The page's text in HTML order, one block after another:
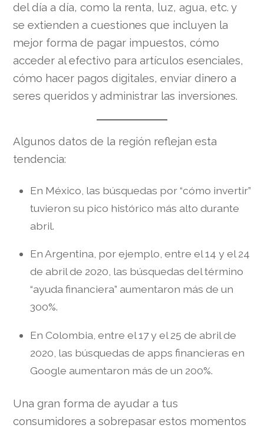
del día a día, como la renta, luz, agua, etc. y
se extienden a cuestiones que incluyen la
mejor forma de pagar impuestos, cómo
acceder al efectivo para artículos esenciales,
cómo hacer pagos digitales, enviar dinero a
seres queridos y administrar las inversiones.
Algunos datos de la región reflejan esta
tendencia:
En México, las búsquedas por “cómo invertir”
tuvieron su pico histórico más alto durante
abril.
En Argentina, por ejemplo, entre el 14 y el 24
de abril de 2020, las búsquedas del término
“ayuda financiera” aumentaron más de un
300%.
En Colombia, entre el 17 y el 25 de abril de
2020, las búsquedas de apps financieras en
Google aumentaron más de un 200%.
Una gran forma de ayudar a tus
consumidores a sobrepasar estos momentos